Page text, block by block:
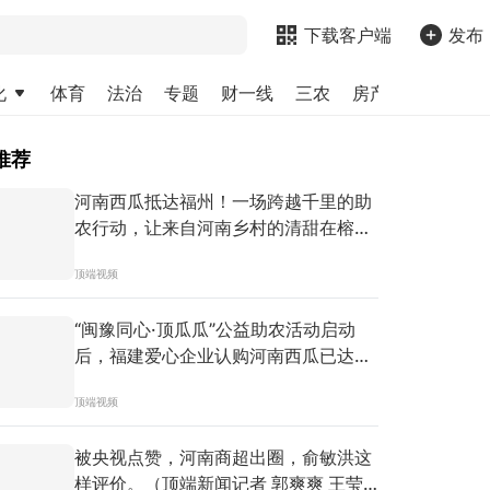
下载客户端 发布
体育 法治 专题 财一线 三农 房产
荐
河南西瓜抵达福州！一场跨越千里的助
农行动，让来自河南乡村的清甜在榕城
顶端视频
“闽豫同心·顶瓜瓜”公益助农活动启动
后，福建爱心企业认购河南西瓜已达
分公司积极响应，从繁忙的旺季中抽调
闻记者 吴军 耿毅卓 实习生 冀艺星）#
顶端视频
被央视点赞，河南商超出圈，俞敏洪这
样评价。（顶端新闻记者 郭爽爽 王莹